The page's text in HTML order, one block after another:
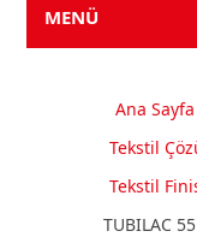
MENÜ
Ana Sayfa
Tekstil
Tekstil
TUBILAC